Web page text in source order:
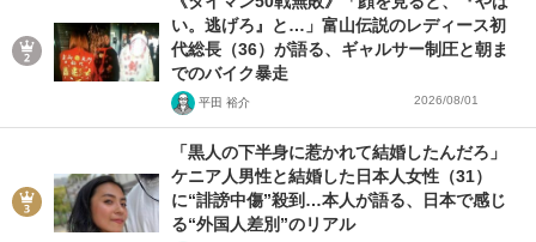
い。逃げろ』と…」富山伝説のレディース初
代総長（36）が語る、ギャルサー制圧と朝ま
でのバイク暴走
平田 裕介 2026/08/01
「黒人の下半身に惹かれて結婚したんだろ」
ケニア人男性と結婚した日本人女性（31）
に“誹謗中傷”殺到…本人が語る、日本で感じ
る“外国人差別”のリアル